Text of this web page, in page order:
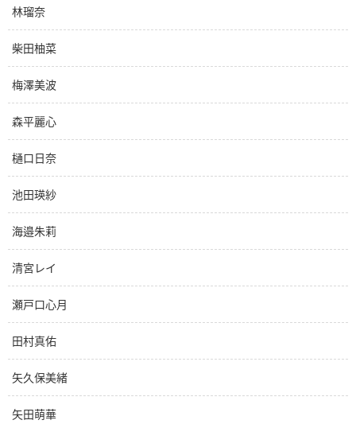
林瑠奈
柴田柚菜
梅澤美波
森平麗心
樋口日奈
池田瑛紗
海邉朱莉
清宮レイ
瀬戸口心月
田村真佑
矢久保美緒
矢田萌華